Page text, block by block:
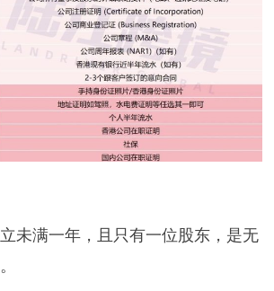
未满一年，且只有一位股东，是无